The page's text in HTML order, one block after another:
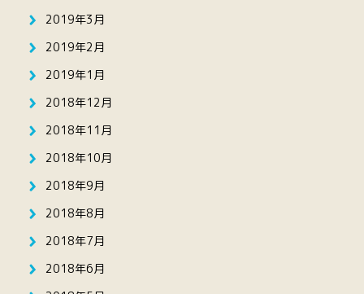
2019年3月
2019年2月
2019年1月
2018年12月
2018年11月
2018年10月
2018年9月
2018年8月
2018年7月
2018年6月